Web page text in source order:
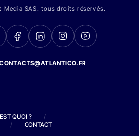
Media SAS. tous droits réservés.
QUOI ?
/
/ CONTACT